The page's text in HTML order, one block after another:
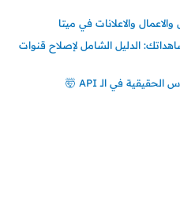
والاعلانات في ميتا
الدليل الشامل لإصلاح قنوات